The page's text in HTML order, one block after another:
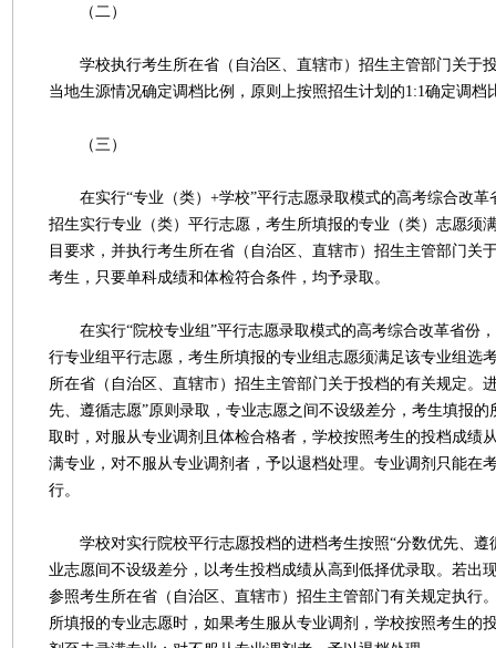
（二）
学校执行考生所在省（自治区、直辖市）招生主管部门关于
当地生源情况确定调档比例，原则上按照招生计划的1:1确定调档
（三）
在实行“专业（类）+学校”平行志愿录取模式的高考综合改革
招生实行专业（类）平行志愿，考生所填报的专业（类）志愿须
目要求，并执行考生所在省（自治区、直辖市）招生主管部门关
考生，只要单科成绩和体检符合条件，均予录取。
在实行“院校专业组”平行志愿录取模式的高考综合改革省份
行专业组平行志愿，考生所填报的专业组志愿须满足该专业组选
所在省（自治区、直辖市）招生主管部门关于投档的有关规定。
先、遵循志愿”原则录取，专业志愿之间不设级差分，考生填报的
取时，对服从专业调剂且体检合格者，学校按照考生的投档成绩
满专业，对不服从专业调剂者，予以退档处理。专业调剂只能在
行。
学校对实行院校平行志愿投档的进档考生按照“分数优先、遵
业志愿间不设级差分，以考生投档成绩从高到低择优录取。若出
参照考生所在省（自治区、直辖市）招生主管部门有关规定执行
所填报的专业志愿时，如果考生服从专业调剂，学校按照考生的